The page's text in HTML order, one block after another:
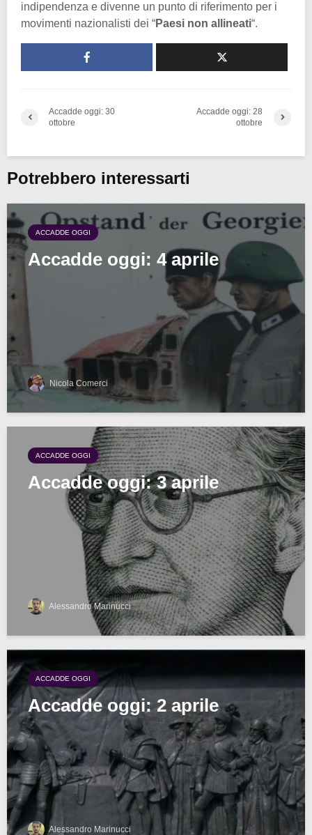
indipendenza e divenne un punto di riferimento per i
movimenti nazionalisti dei “Paesi non allineati“.
Accadde oggi: 30
ottobre
Accadde oggi: 28
ottobre
Potrebbero interessarti
ACCADDE OGGI
Accadde oggi: 4 aprile
Nicola Comerci
ACCADDE OGGI
Accadde oggi: 3 aprile
Alessandro Marinucci
ACCADDE OGGI
Accadde oggi: 2 aprile
Alessandro Marinucci